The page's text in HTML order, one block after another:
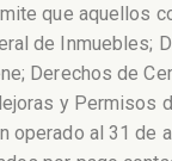
que aquellos
de Inmuebles;
Derechos de
y Permisos
operado al 31 de